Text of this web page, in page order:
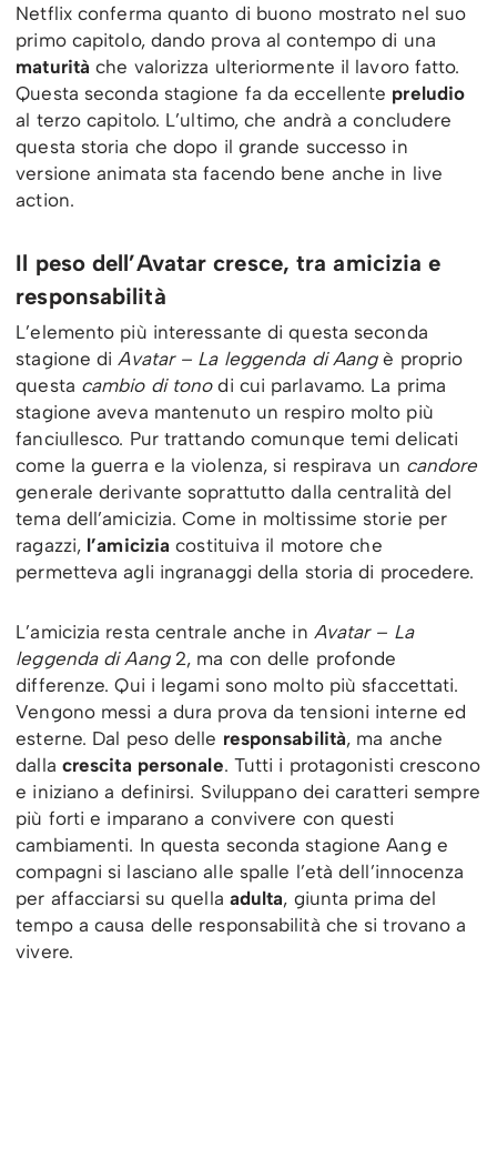
Netflix conferma quanto di buono mostrato nel suo
primo capitolo, dando prova al contempo di una
maturità che valorizza ulteriormente il lavoro fatto.
Questa seconda stagione fa da eccellente preludio
al terzo capitolo. L’ultimo, che andrà a concludere
questa storia che dopo il grande successo in
versione animata sta facendo bene anche in live
action.
Il peso dell’Avatar cresce, tra amicizia e
responsabilità
L’elemento più interessante di questa seconda
stagione diAvatar – La leggenda di Aangè proprio
questa cambio di tonodi cui parlavamo. La prima
stagione aveva mantenuto un respiro molto più
fanciullesco. Pur trattando comunque temi delicati
come la guerra e la violenza, si respirava un candore
generale derivante soprattutto dalla centralità del
tema dell’amicizia. Come in moltissime storie per
ragazzi, l’amiciziacostituiva il motore che
permetteva agli ingranaggi della storia di procedere.
L’amicizia resta centrale anche in Avatar – La
leggenda di Aang2, ma con delle profonde
differenze. Qui i legami sono molto più sfaccettati.
Vengono messi a dura prova da tensioni interne ed
esterne. Dal peso delle responsabilità, ma anche
dalla crescita personale. Tutti i protagonisti crescono
e iniziano a definirsi. Sviluppano dei caratteri sempre
più forti e imparano a convivere con questi
cambiamenti. In questa seconda stagione Aang e
compagni si lasciano alle spalle l’età dell’innocenza
per affacciarsi su quella adulta, giunta prima del
tempo a causa delle responsabilità che si trovano a
vivere.